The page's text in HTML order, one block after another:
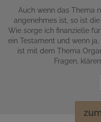
Auch wenn das Thema
angenehmes ist, so ist
Wie sorge ich finanzielle
ein Testament und wenn
ist mit dem Thema
Fragen,